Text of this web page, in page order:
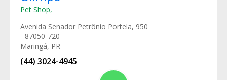
Pet Shop,
Avenida Senador Petrônio Portela, 950
- 87050-720
Maringá, PR
(44) 3024-4945